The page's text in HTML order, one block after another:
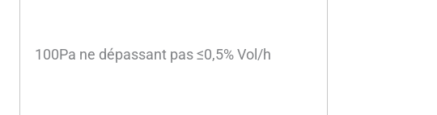
100Pa ne dépassant pas ≤0,5% Vol/h